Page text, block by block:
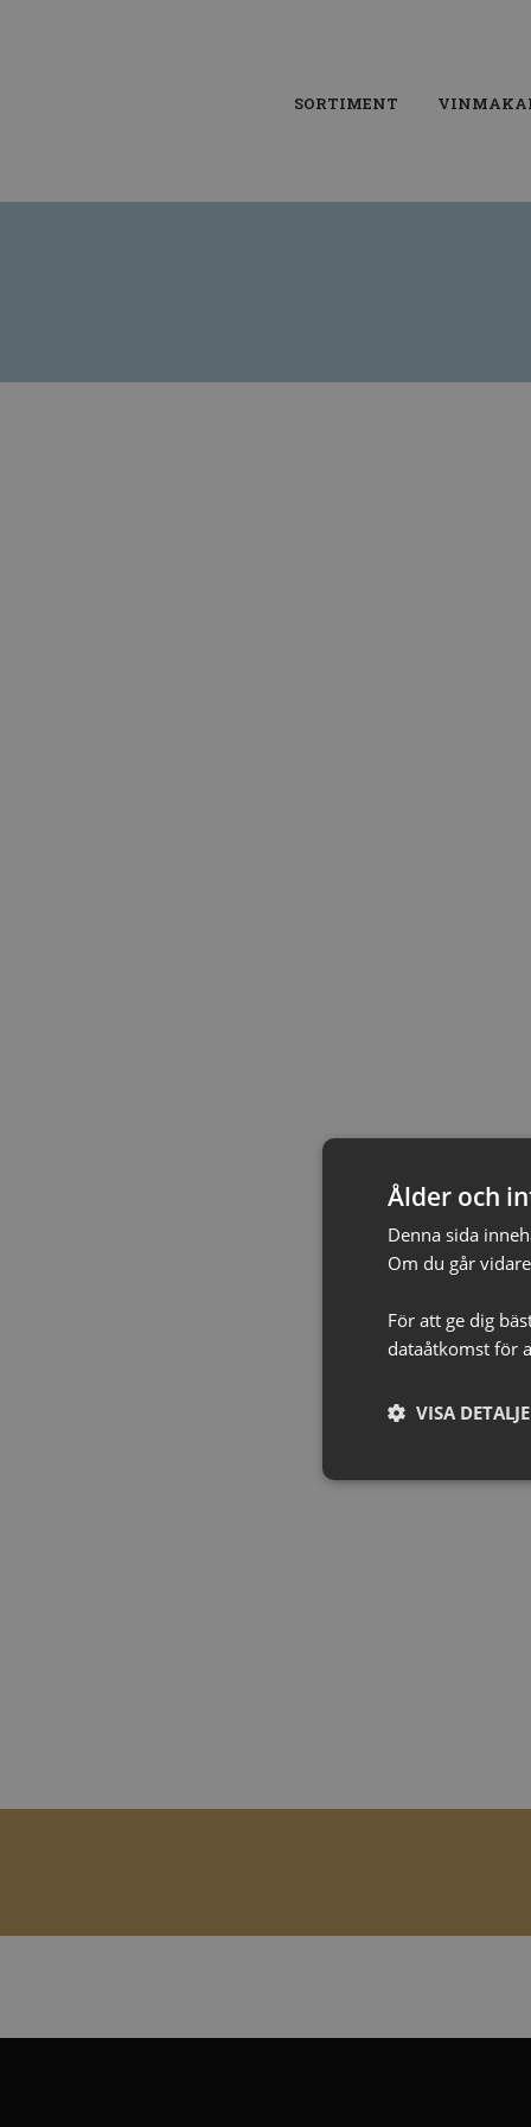
SORTIMENT
Ålder och
Denna sida
Om du går
För att ge dig
dataåtkomst för
VISA